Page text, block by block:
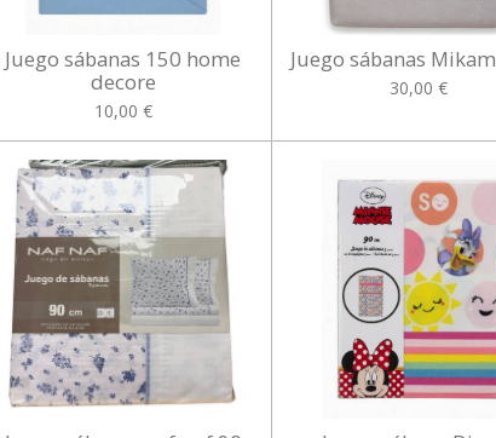
Juego sábanas 150 home
decore
10,00 €
Juego sábanas
30,00 €